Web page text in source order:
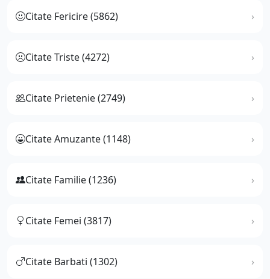
Citate Fericire (5862)
Citate Triste (4272)
Citate Prietenie (2749)
Citate Amuzante (1148)
Citate Familie (1236)
Citate Femei (3817)
Citate Barbati (1302)